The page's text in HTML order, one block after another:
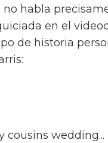
habla
en el
de historia
cousins wedding...